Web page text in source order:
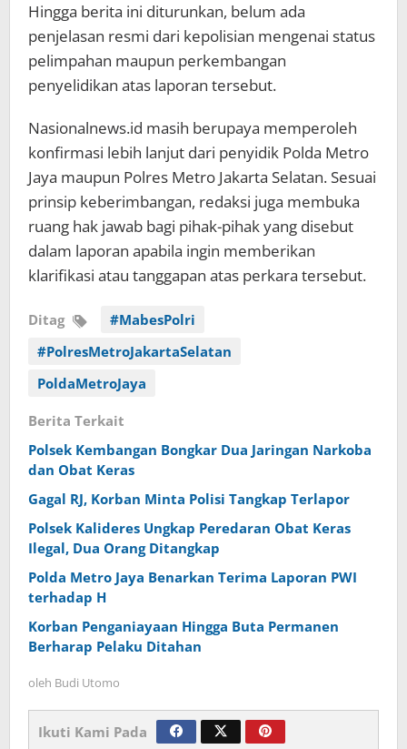
Hingga berita ini diturunkan, belum ada
penjelasan resmi dari kepolisian mengenai status
pelimpahan maupun perkembangan
penyelidikan atas laporan tersebut.
Nasionalnews.id masih berupaya memperoleh
konfirmasi lebih lanjut dari penyidik Polda Metro
Jaya maupun Polres Metro Jakarta Selatan. Sesuai
prinsip keberimbangan, redaksi juga membuka
ruang hak jawab bagi pihak-pihak yang disebut
dalam laporan apabila ingin memberikan
klarifikasi atau tanggapan atas perkara tersebut.
Ditag
#MabesPolri
#PolresMetroJakartaSelatan
PoldaMetroJaya
Berita Terkait
Polsek Kembangan Bongkar Dua Jaringan Narkoba
dan Obat Keras
Gagal RJ, Korban Minta Polisi Tangkap Terlapor
Polsek Kalideres Ungkap Peredaran Obat Keras
Ilegal, Dua Orang Ditangkap
Polda Metro Jaya Benarkan Terima Laporan PWI
terhadap H
Korban Penganiayaan Hingga Buta Permanen
Berharap Pelaku Ditahan
oleh Budi Utomo
Ikuti Kami Pada